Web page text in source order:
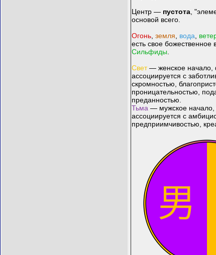
Центр — пустота ,
основой всего.
Огонь ,земля вода
есть свое
Сильфиды
Свет— женское начало,
ассоциируется с
скромностью,
проницательностью,
преданностью.
Тьма — мужское
ассоциируется с
предприимчивостью,